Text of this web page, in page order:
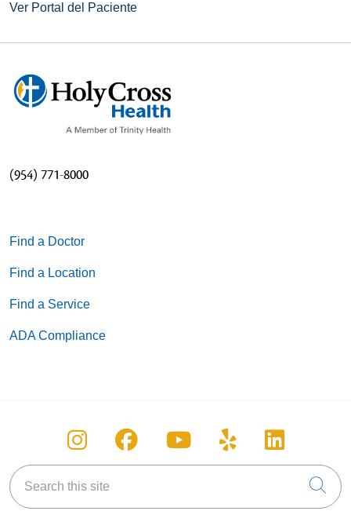
Ver Portal del Paciente
(954) 771-8000
Find a Doctor
Find a Location
Find a Service
ADA Compliance
Follow us on Instagram
Follow us on Facebook
Follow us on
Follow us on
Follow
Search this site